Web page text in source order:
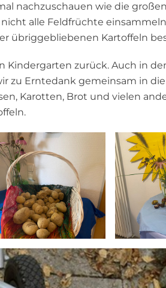
nachzuschauen wie die großen
alle Feldfrüchte
übriggebliebenen Kartoffeln
Kindergarten zurück. Auch in
zu Erntedank gemeinsam in die
Karotten, Brot und vielen